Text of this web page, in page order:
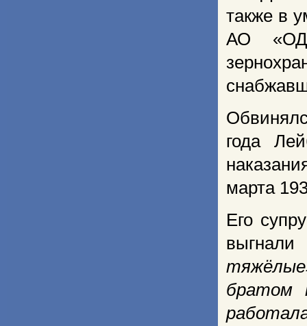
также в
АО
года
марта
Его
братом